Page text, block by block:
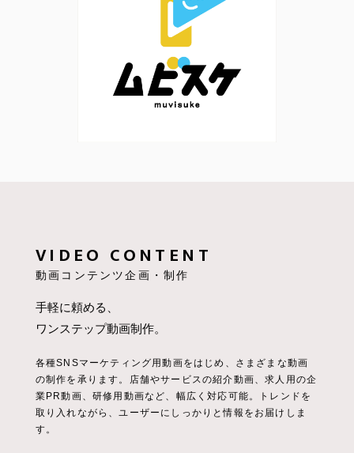
VIDEO CONTENT
動画コンテンツ企画・制作
手軽に頼める、
ワンステップ動画制作。
各種SNSマーケティング用動画をはじめ、さまざまな動画
の制作を承ります。 店舗やサービスの紹介動画、求人用の企
業PR動画、研修用動画など、幅広く対応可能。
トレンドを
取り入れながら、ユーザーにしっかりと情報をお届けしま
す。